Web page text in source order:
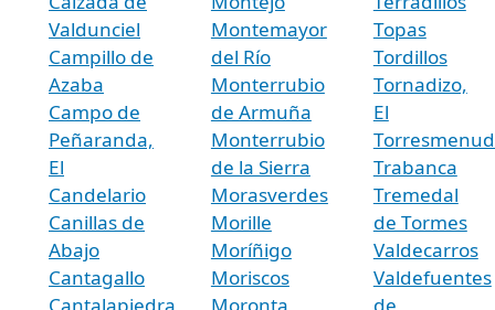
Valdunciel
Campillo de
Azaba
Campo de
Peñaranda,
El
Candelario
Canillas de
Abajo
Cantagallo
Cantalapiedra
Montemayor
del Río
Monterrubio
de Armuña
Monterrubio
de la Sierra
Morasverdes
Morille
Moríñigo
Moriscos
Moronta
Topas
Tordillos
Tornadizo,
El
Trabanca
Tremedal
de Tormes
Valdecarros
Valdefuentes
de